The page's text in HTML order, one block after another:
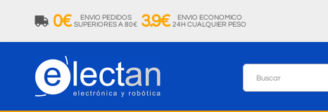
0€
ENVIO PEDIDOS
SUPERIORES A 80€ 3.9€
ENVIO ECONOMICO
24H CUALQUIER PESO